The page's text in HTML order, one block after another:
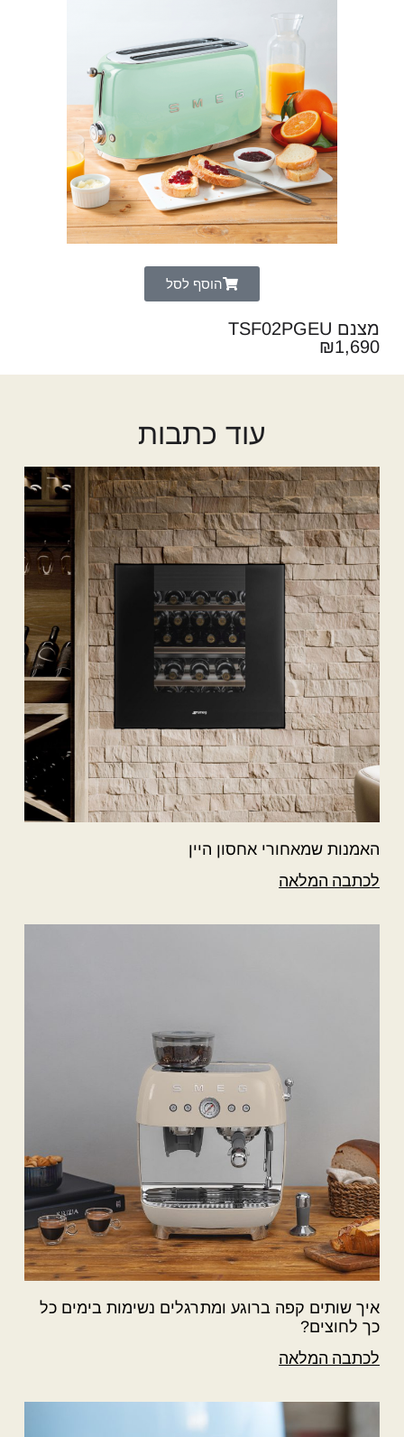
הוסף לסל
מצנם TSF02PGEU
₪1,690
עוד כתבות
האמנות שמאחורי אחסון היין
לכתבה המלאה
איך שותים קפה ברוגע ומתרגלים נשימות בימים כל
כך לחוצים?
לכתבה המלאה